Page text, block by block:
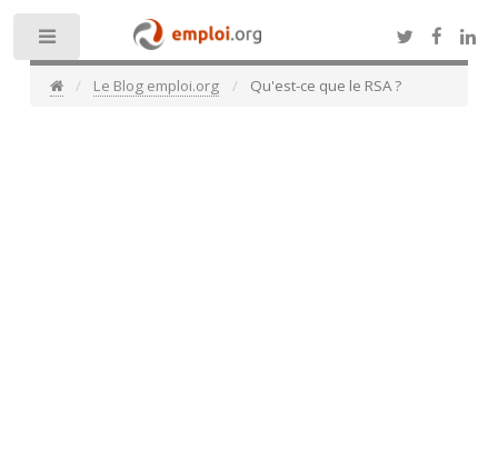
Le Blog emploi.org Qu'est-ce que le RSA ?
Toggle